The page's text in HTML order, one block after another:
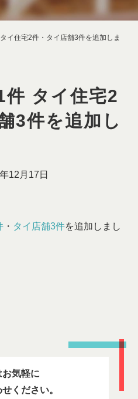
イ住宅2件・タイ店舗3件を追加しま
件 タイ住宅2
3件を追加し
12月17日
・ タイ店舗3件を追加しまし
お気軽に
ください。